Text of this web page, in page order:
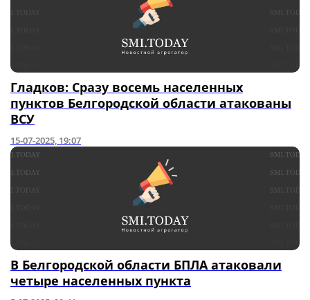
Гладков: Сразу восемь населенных
пунктов Белгородской области атакованы
ВСУ
15-07-2025, 19:07
В Белгородской области БПЛА атаковали
четыре населенных пункта